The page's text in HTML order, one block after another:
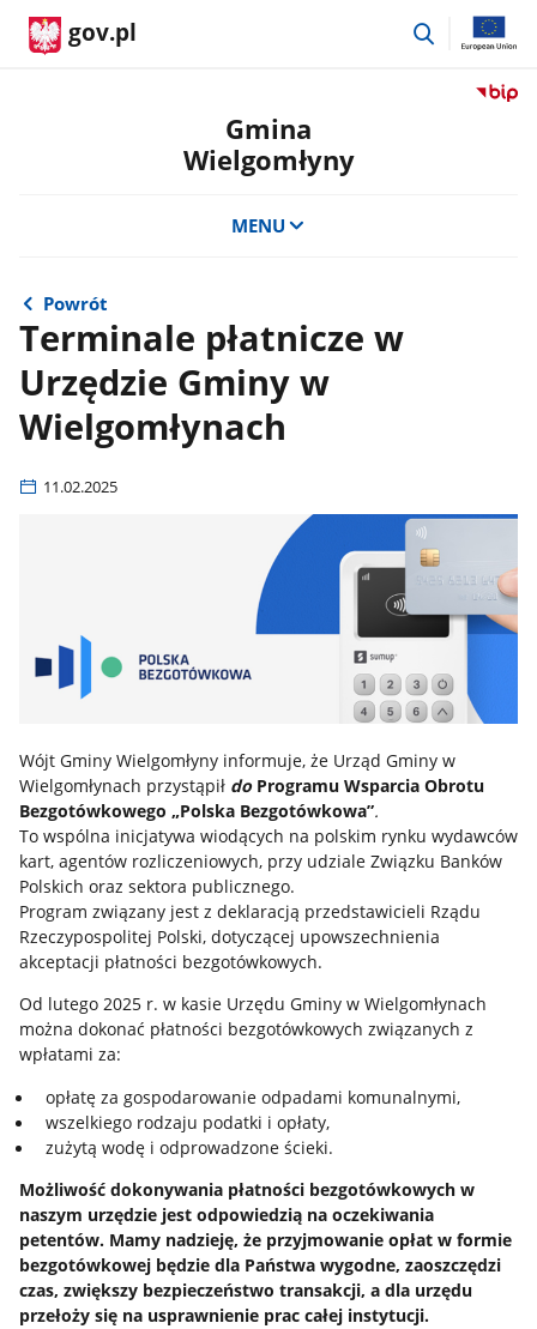
gov.pl
przejdź
Przejdź
Gmina
Wielgomłyny
MENU
Powrót
Terminale płatnicze w
Urzędzie Gminy w
Wielgomłynach
11.02.2025
Wójt Gminy Wielgomłyny informuje, że Urząd Gminy w
Wielgomłynach przystąpił do Programu Wsparcia Obrotu
Bezgotówkowego „Polska Bezgotówkowa”.
To wspólna inicjatywa wiodących na polskim rynku wydawców
kart, agentów rozliczeniowych, przy udziale Związku Banków
Polskich oraz sektora publicznego.
Program związany jest z deklaracją przedstawicieli Rządu
Rzeczypospolitej Polski, dotyczącej upowszechnienia
akceptacji płatności bezgotówkowych.
Od lutego 2025 r. w kasie Urzędu Gminy w Wielgomłynach
można dokonać płatności bezgotówkowych związanych z
wpłatami za:
opłatę za gospodarowanie odpadami komunalnymi,
wszelkiego rodzaju podatki i opłaty,
zużytą wodę i odprowadzone ścieki.
Możliwość dokonywania płatności bezgotówkowych w
naszym urzędzie jest odpowiedzią na oczekiwania
petentów. Mamy nadzieję, że przyjmowanie opłat w formie
bezgotówkowej będzie dla Państwa wygodne, zaoszczędzi
czas, zwiększy bezpieczeństwo transakcji, a dla urzędu
przełoży się na usprawnienie prac całej instytucji.